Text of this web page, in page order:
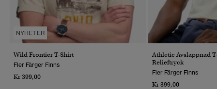
NYHETER
Wild Frontier T-Shirt
Fler Färger Finns
Kr 399,00
Athletic Avslappnad
Relieftryck
Fler Färger Finns
Kr 399,00